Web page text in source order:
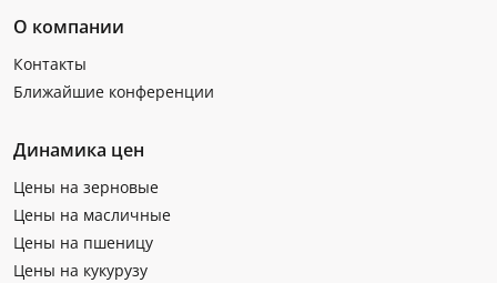
О компании
Контакты
Ближайшие конференции
Динамика цен
Цены на зерновые
Цены на масличные
Цены на пшеницу
Цены на кукурузу